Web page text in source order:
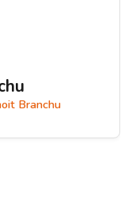
Branchu